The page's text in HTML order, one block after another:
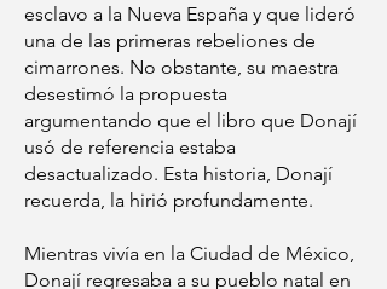
esclavo a la Nueva España y que lideró
una de las primeras rebeliones de
cimarrones. No obstante, su maestra
desestimó la propuesta
argumentando que el libro que Donají
usó de referencia estaba
desactualizado. Esta historia, Donají
recuerda, la hirió profundamente.
Mientras vivía en la Ciudad de México,
Donají regresaba a su pueblo natal en